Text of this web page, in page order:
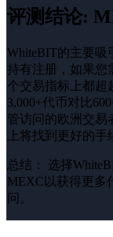
评测结论:
WhiteBIT的主要
持有注册，如果您
个交易指标上都超
3,000+代币对比
管访问的欧洲交易
上将找到更好的手
总结：
选择
MEXC以获得更多
问。